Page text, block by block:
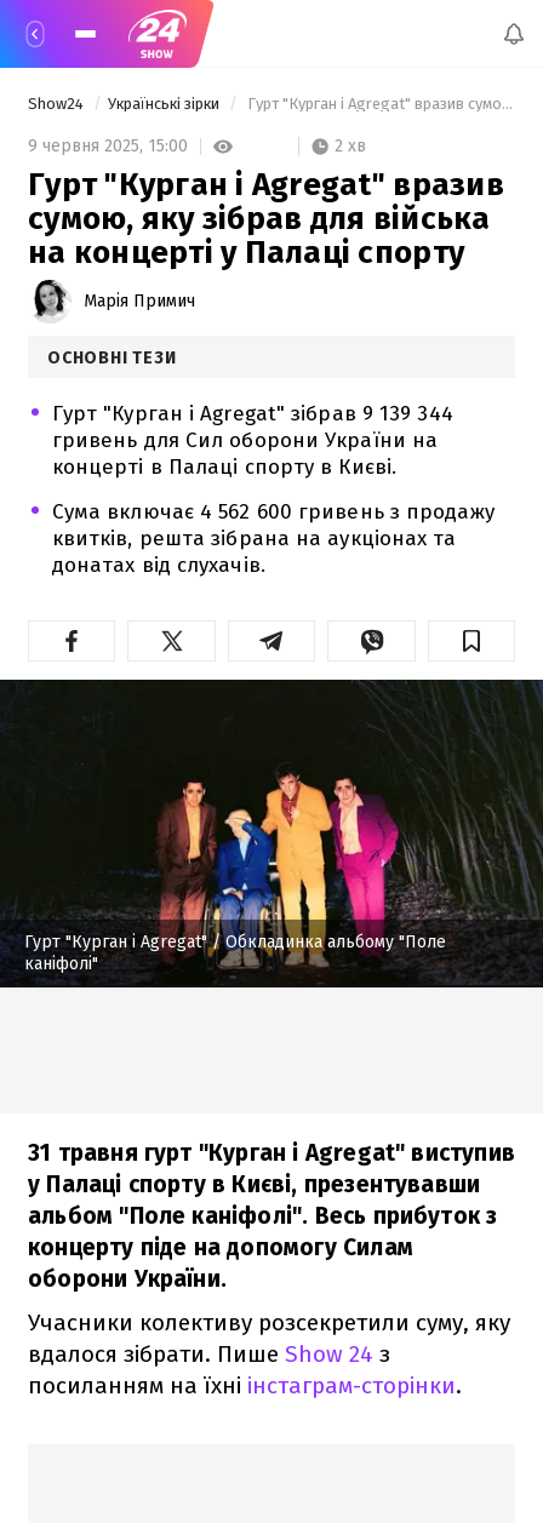
Show24 Українські зірки Гурт "Курган і Agregat" вразив сумою, яку зібрав для війська на концерті у Палаці спорту
9 червня 2025, 15:00 2 хв
Гурт "Курган і Agregat" вразив
сумою, яку зібрав для війська
на концерті у Палаці спорту
Марія Примич
ОСНОВНІ ТЕЗИ
Гурт "Курган і Agregat" зібрав 9 139 344
гривень для Сил оборони України на
концерті в Палаці спорту в Києві.
Сума включає 4 562 600 гривень з продажу
квитків, решта зібрана на аукціонах та
донатах від слухачів.
Гурт "Курган і Agregat"/ Обкладинка альбому "Поле
каніфолі"
31 травня гурт "Курган і Agregat" виступив
у Палаці спорту в Києві, презентувавши
альбом "Поле каніфолі". Весь прибуток з
концерту піде на допомогу Силам
оборони України.
Учасники колективу розсекретили суму, яку
вдалося зібрати. Пише Show 24 з
посиланням на їхні інстаграм-сторінки.